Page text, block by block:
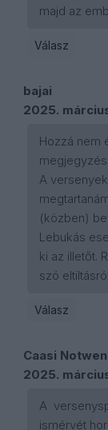
majd az
Válasz
bajai
2025.
Hozzá nem
A
(közben)
Lebukás
ki az illetőt.
szó
Válasz
Caasi Notwen
2025.
A
ismérvét